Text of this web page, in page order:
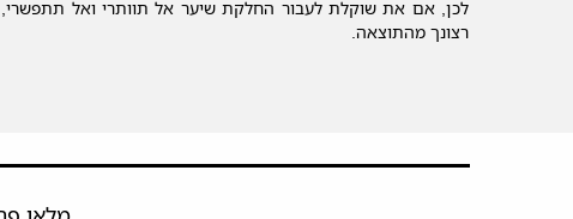
לכן, אם את שוקלת לעבור החלקת שיער אל תוותרי ואל תתפשרי,
רצונך מהתוצאה.